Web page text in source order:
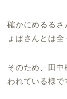
確かにめるるさ
ょぱさんとは全
そのため、田
われている様で